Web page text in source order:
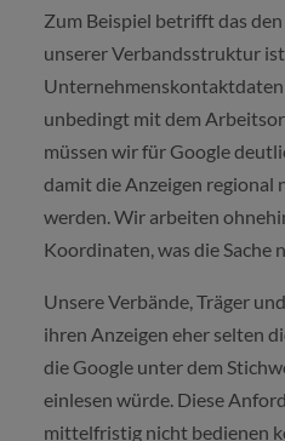
Zum Beispiel betrifft das
unserer Verbandsstruktur ist
unbedingt mit dem
müssen wir für Google
damit die Anzeigen regional
werden. Wir arbeiten
Koordinaten, was die Sache
Unsere Verbände, Träger
ihren Anzeigen eher selten
die Google unter dem
einlesen würde. Diese
mittelfristig nicht bedienen